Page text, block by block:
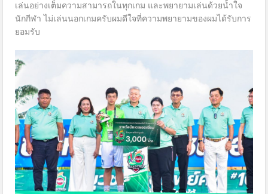
เล่นอย่างเต็มความสามารถในทุกเกม และพยายามเล่นด้วยน้ำใจ
นักกีฬา ไม่เล่นนอกเกมครับผมดีใจที่ความพยายามของผมได้รับการ
ยอมรับ